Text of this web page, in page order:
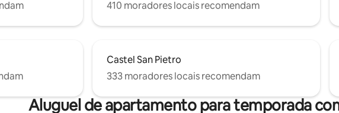
410 moradores locais recomendam
Castel San Pietro
333 moradores locais recomendam
Aluguel de apartamento para temporada